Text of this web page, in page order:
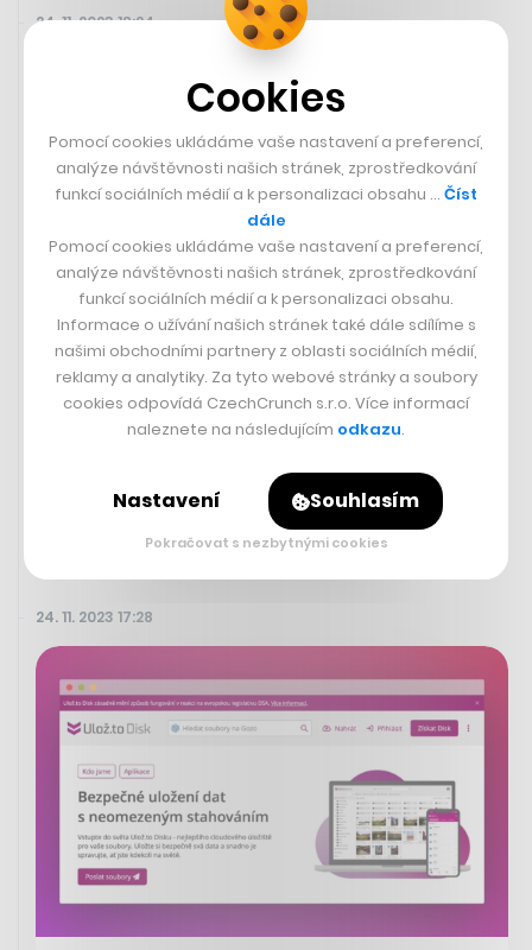
24. 11. 2023 18:24
Rohlík zavádí systém zálohování
nanečisto. Jeho kurýři začínají od
zákazníků vybírat PET lahve
SÁRA GOLDBERGEROVÁ
24. 11. 2023 17:28
Cookies
Pomocí cookies ukládáme vaše nastavení a preferencí,
analýze návštěvnosti našich stránek, zprostředkování
funkcí sociálních médií a k personalizaci obsahu … Číst
dále
Pomocí cookies ukládáme vaše nastavení a preferencí,
analýze návštěvnosti našich stránek, zprostředkování
funkcí sociálních médií a k personalizaci obsahu.
Informace o užívání našich stránek také dále sdílíme s
našimi obchodními partnery z oblasti sociálních médií,
reklamy a analytiky. Za tyto webové stránky a soubory
cookies odpovídá CzechCrunch s.r.o. Více informací
naleznete na následujícím odkazu.
Nastavení Souhlasím
Pokračovat s nezbytnými cookies